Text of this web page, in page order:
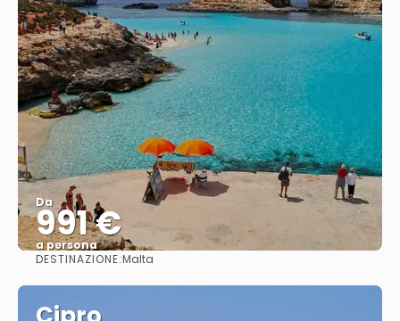
Da
991 €
a persona
DESTINAZIONE:Malta